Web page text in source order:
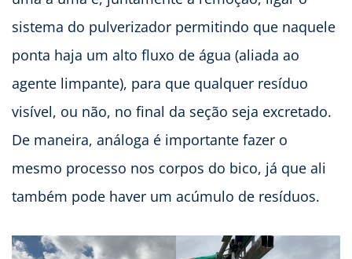
sistema do pulverizador permitindo que naquele
ponta haja um alto fluxo de água (aliada ao
agente limpante), para que qualquer resíduo
visível, ou não, no final da seção seja excretado.
De maneira, análoga é importante fazer o
mesmo processo nos corpos do bico, já que ali
também pode haver um acúmulo de resíduos.